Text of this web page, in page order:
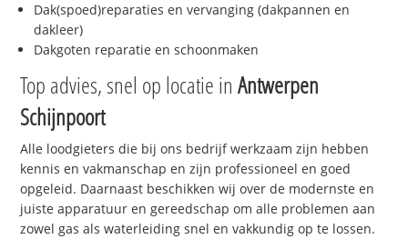
Dak(spoed)reparaties en vervanging (dakpannen en
dakleer)
Dakgoten reparatie en schoonmaken
Top advies, snel op locatie inAntwerpen
Schijnpoort
Alle loodgieters die bij ons bedrijf werkzaam zijn hebben
kennis en vakmanschap en zijn professioneel en goed
opgeleid. Daarnaast beschikken wij over de modernste en
juiste apparatuur en gereedschap om alle problemen aan
zowel gas als waterleiding snel en vakkundig op te lossen.